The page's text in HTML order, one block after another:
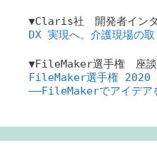
▼Claris社 開発者インタ
DX 実現へ。介護現場の取
▼FileMaker選手権 座談
FileMaker選手権 2020
――FileMakerでアイデア